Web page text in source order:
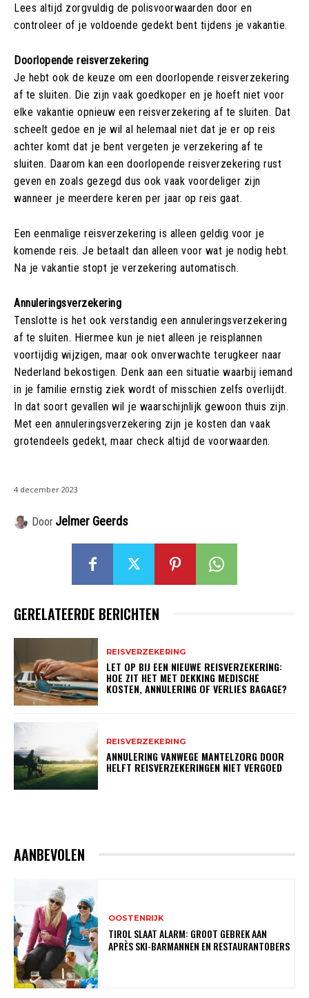
Lees altijd zorgvuldig de polisvoorwaarden door en
controleer of je voldoende gedekt bent tijdens je vakantie.
Doorlopende reisverzekering
Je hebt ook de keuze om een doorlopende reisverzekering
af te sluiten. Die zijn vaak goedkoper en je hoeft niet voor
elke vakantie opnieuw een reisverzekering af te sluiten. Dat
scheelt gedoe en je wil al helemaal niet dat je er op reis
achter komt dat je bent vergeten je verzekering af te
sluiten. Daarom kan een doorlopende reisverzekering rust
geven en zoals gezegd dus ook vaak voordeliger zijn
wanneer je meerdere keren per jaar op reis gaat.
Een eenmalige reisverzekering is alleen geldig voor je
komende reis. Je betaalt dan alleen voor wat je nodig hebt.
Na je vakantie stopt je verzekering automatisch.
Annuleringsverzekering
Tenslotte is het ook verstandig een annuleringsverzekering
af te sluiten. Hiermee kun je niet alleen je reisplannen
voortijdig wijzigen, maar ook onverwachte terugkeer naar
Nederland bekostigen. Denk aan een situatie waarbij iemand
in je familie ernstig ziek wordt of misschien zelfs overlijdt.
In dat soort gevallen wil je waarschijnlijk gewoon thuis zijn.
Met een annuleringsverzekering zijn je kosten dan vaak
grotendeels gedekt, maar check altijd de voorwaarden.
4 december 2023
Door Jelmer Geerds
GERELATEERDE BERICHTEN
REISVERZEKERING
LET OP BIJ EEN NIEUWE REISVERZEKERING:
HOE ZIT HET MET DEKKING MEDISCHE
KOSTEN, ANNULERING OF VERLIES BAGAGE?
REISVERZEKERING
ANNULERING VANWEGE MANTELZORG DOOR
HELFT REISVERZEKERINGEN NIET VERGOED
AANBEVOLEN
OOSTENRIJK
TIROL SLAAT ALARM: GROOT GEBREK AAN
APRÈS SKI-BARMANNEN EN RESTAURANTOBERS